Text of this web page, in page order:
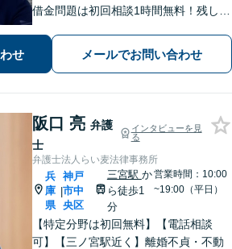
借金問題は初回相談1時間無料！残した
【企業法務】顧問実績多数！カスハ
ラ・クレーム対応はお任せください
せ メールでお問い合わせ
阪口 亮 弁護
士
インタビューを見
る
弁護士法人らい麦法律事務所
兵
庫
県
|
神戸
市中
央区
三宮駅 か
ら徒歩1
分
営業時間：10:00
~19:00（平日）
【特定分野は初回無料】【電話相談
可】【三ノ宮駅近く】離婚不貞・不動